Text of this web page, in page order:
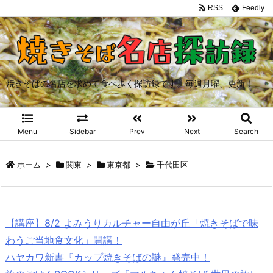
焼きそばの名店を求めて食べ歩く探訪録です。毎週月曜、更新！
Menu Sidebar Prev Next Search
RSS Feedly
ホーム > 関東 > 東京都 > 千代田区
【講座】8/2 よみうりカルチャー自由が丘「焼きそばで味
わうご当地食文化」開講！
ハヤカワ新書『カップ焼きそばの謎』発売中！